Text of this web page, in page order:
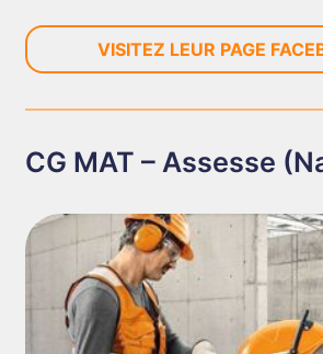
VISITEZ LEUR PAGE
CG MAT – Assesse